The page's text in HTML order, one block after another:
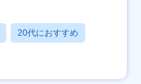
20代におすすめ